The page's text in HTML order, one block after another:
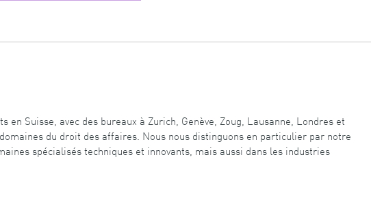
en Suisse, avec des bureaux à Zurich, Genève, Zoug, Lausanne, Londres et
du droit des affaires. Nous nous distinguons en particulier par notre
spécialisés techniques et innovants, mais aussi dans les industries